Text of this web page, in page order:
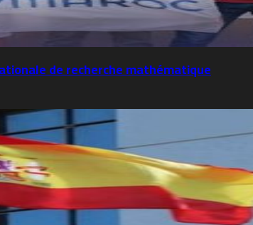
de recherche mathématique